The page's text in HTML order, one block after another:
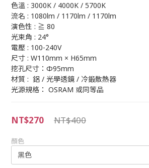
色溫 : 3000K / 4000K / 5700K
流名 : 1080lm / 1170lm / 1170lm
演色性 : ≧ 80
光束角 : 24°
電壓 : 100-240V
尺寸 : W110mm × H65mm
挖孔尺寸：Φ95mm
材質 :  鋁 / 光學透鏡 / 冷鍛散熱器
光源規格： OSRAM 或同等品
NT$400
NT$270
顏色